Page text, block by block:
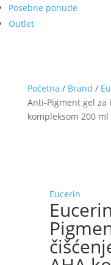
Posebne ponude
Outlet
Početna / Brand /
Anti-Pigment gel za
kompleksom 200 ml
Eucerin